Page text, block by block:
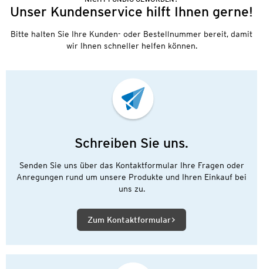
Unser Kundenservice hilft Ihnen gerne!
Bitte halten Sie Ihre Kunden- oder Bestellnummer bereit, damit
wir Ihnen schneller helfen können.
Schreiben Sie uns.
Senden Sie uns über das Kontaktformular Ihre Fragen oder
Anregungen rund um unsere Produkte und Ihren Einkauf bei
uns zu.
Zum Kontaktformular